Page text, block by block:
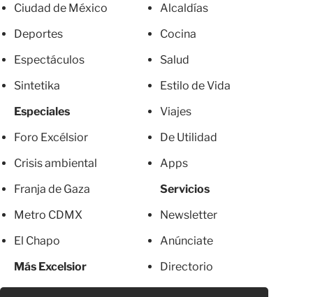
Ciudad de México
Deportes
Espectáculos
Sintetika
Especiales
Foro Excélsior
Crisis ambiental
Franja de Gaza
Metro CDMX
El Chapo
Más Excelsior
Alcaldías
Cocina
Salud
Estilo de Vida
Viajes
De Utilidad
Apps
Servicios
Newsletter
Anúnciate
Directorio